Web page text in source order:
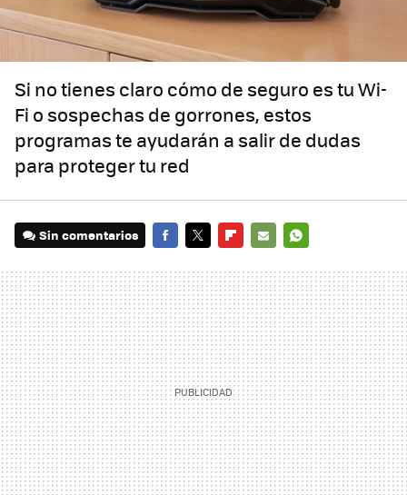
Si no tienes claro cómo de seguro es tu Wi-
Fi o sospechas de gorrones, estos
programas te ayudarán a salir de dudas
para proteger tu red
Sin comentarios
MAIL